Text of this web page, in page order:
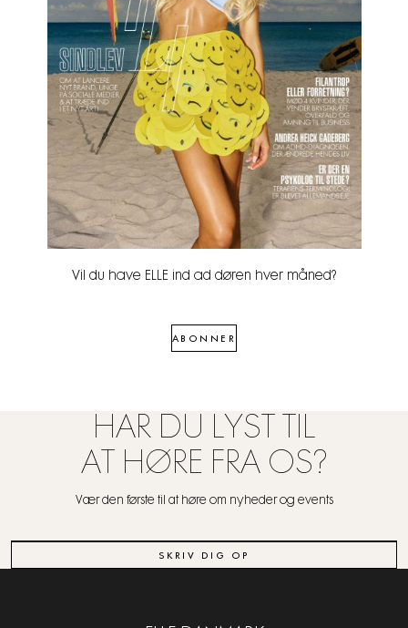
Vil du have ELLE ind ad døren hver måned?
ABONNER
HAR DU LYST TIL
AT HØRE FRA OS?
Vær den første til at høre om nyheder og events
SKRIV DIG OP